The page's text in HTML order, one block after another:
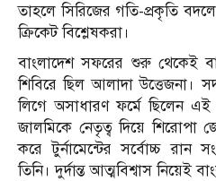
তাহলে সিরিজের গতি-প্রকৃতি
ক্রিকেট বিশ্লেষকরা।
বাংলাদেশ সফরের শুরু থেকেই
শিবিরে ছিল আলাদা উত্তেজনা।
লিগে অসাধারণ ফর্মে ছিলেন এই
জালমিকে নেতৃত্ব দিয়ে শিরোপা
করে টুর্নামেন্টের সর্বোচ্চ রান
তিনি। দুর্দান্ত আত্মবিশ্বাস নিয়েই